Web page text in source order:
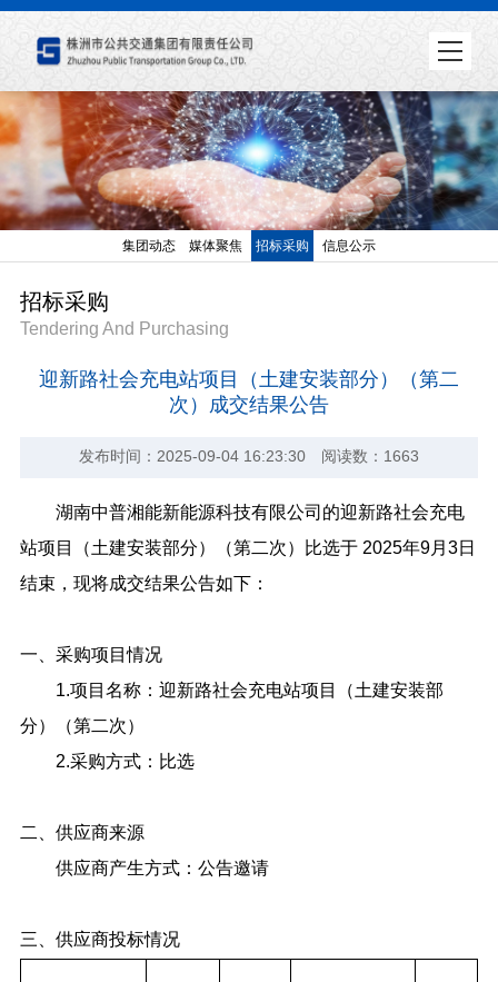
集团动态 媒体聚焦 招标采购 信息公示
招标采购
Tendering And Purchasing
迎新路社会充电站项目（土建安装部分）（第二
次）成交结果公告
发布时间：2025-09-04 16:23:30 阅读数：1663
湖南中普湘能新能源科技有限公司的迎新路社会充电
站项目（土建安装部分）（第二次）比选于 2025年9月3日
结束，现将成交结果公告如下：
一、采购项目情况
1.项目名称：迎新路社会充电站项目（土建安装部
分）（第二次）
2.采购方式：比选
二、供应商来源
供应商产生方式：公告邀请
三、供应商投标情况